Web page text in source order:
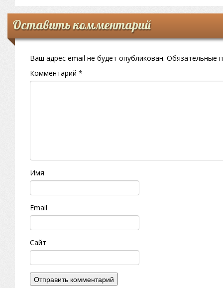
Оставить комментарий
Ваш адрес email не будет опубликован. Обязательные
Комментарий *
Имя
Email
Сайт